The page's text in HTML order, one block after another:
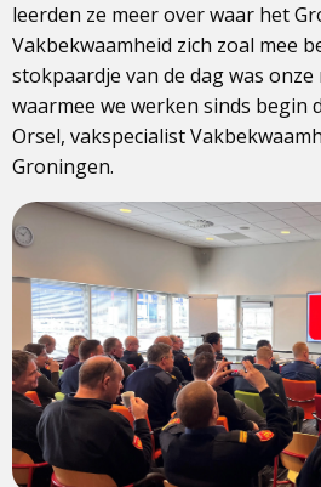
leerden ze meer over waar het
Vakbekwaamheid zich zoal mee
stokpaardje van de dag was
waarmee we werken sinds begin
Orsel, vakspecialist
Groningen.